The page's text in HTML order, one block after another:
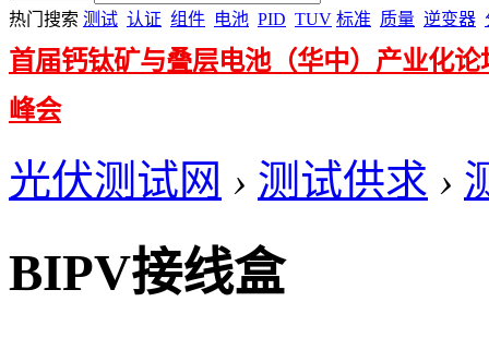
热门搜索 测试 认证 组件 电池 PID TUV 标准 质量 逆变器
首届钙钛矿与叠层电池（华中）产业化论
峰会
光伏测试网 › 测试供求 ›
BIPV接线盒